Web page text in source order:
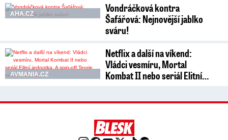
AHA.CZ
Vondráčková kontra
Šafářová: Nejnovější jablko
sváru!
AVMANIA.CZ
Netflix a další na víkend:
Vládci vesmíru, Mortal
Kombat II nebo seriál Elitní…